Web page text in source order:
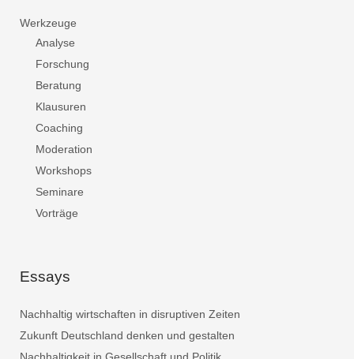
Werkzeuge
Analyse
Forschung
Beratung
Klausuren
Coaching
Moderation
Workshops
Seminare
Vorträge
Essays
Nachhaltig wirtschaften in disruptiven Zeiten
Zukunft Deutschland denken und gestalten